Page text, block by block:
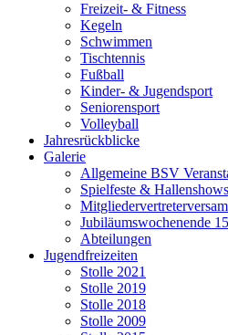
Freizeit- & Fitness
Kegeln
Schwimmen
Tischtennis
Fußball
Kinder- & Jugendsport
Seniorensport
Volleyball
Jahresrückblicke
Galerie
Allgemeine BSV
Spielfeste & Hallenshows
Jubiläumswochenende
Abteilungen
Jugendfreizeiten
Stolle 2021
Stolle 2019
Stolle 2018
Stolle 2009